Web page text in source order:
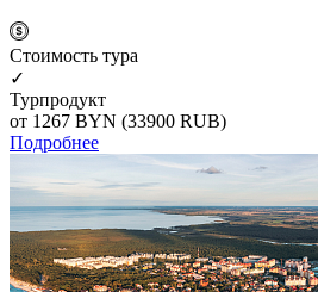
Cтоимость тура
✓
Турпродукт
от 1267 BYN (33900 RUB)
Подробнее